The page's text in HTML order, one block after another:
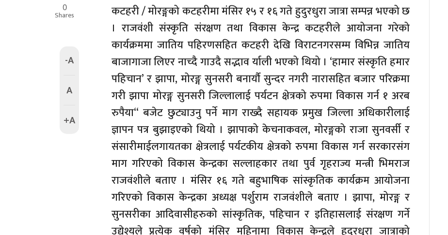
0
Shares
-A
A
+A
कटहरी / मोरङ्गको कटहरीमा मंसिर १५ र १६ गते हुदुरधुरा जात्रा सम्पन्न भएको छ
। राजवंशी संस्कृति संरक्षण तथा विकास केन्द्र कटहरीले आयोजना गरेको
कार्यक्रममा जातिय पहिरणसहित कटहरी देखि विराटनगरसम्म विभिन्न जातिय
बाजागाजा लिएर नाच्दै गाउदै सद्भाव र्याली भएको थियो । ‘हामार संस्कृति हमार
पहिचान’ र झापा, मोरङ्ग सुनसरी बनार्यौ सुन्दर नगरी नारासहित बजार परिक्रमा
गरी झापा मोरङ्ग सुनसरी जिल्लालाई पर्यटन क्षेत्रको रुपमा विकास गर्न १ अरब
रुपैया“ बजेट छुट्याउनु पर्ने माग राख्दै सहायक प्रमुख जिल्ला अधिकारीलाई
ज्ञापन पत्र बुझाइएको थियो । झापाको केचनाकवल, मोरङ्गको राजा सुनवर्सी र
संसारीमाईलगायतका क्षेत्रलाई पर्यटकीय क्षेत्रको रुपमा विकास गर्न सरकारसंग
माग गरिएको विकास केन्द्रका सल्लाहकार तथा पुर्व गृहराज्य मन्त्री भिमराज
राजवंशीले बताए । मंसिर १६ गते बहुभाषिक सांस्कृतिक कार्यक्रम आयोजना
गरिएको विकास केन्द्रका अध्यक्ष पर्शुराम राजवंशीले बताए । झापा, मोरङ्ग र
सुनसरीका आदिवासीहरुको सांस्कृतिक, पहिचान र इतिहासलाई संरक्षण गर्ने